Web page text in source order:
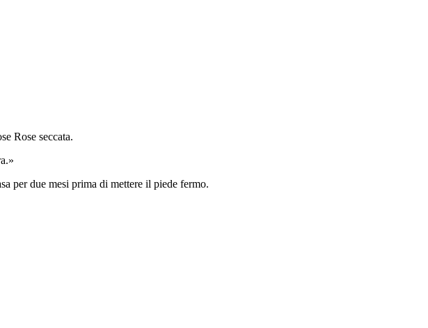
Rose seccata.
per due mesi prima di mettere il piede fermo.